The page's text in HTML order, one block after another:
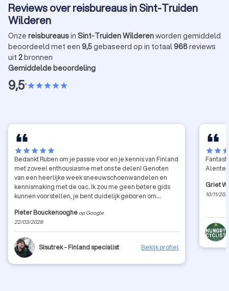
Reviews over reisbureaus in Sint-Truiden
Wilderen
Onze reisbureausin Sint-Truiden Wilderenworden gemiddeld
beoordeeld met een 9,5gebaseerd op in totaal968reviews
uit 2bronnen
Gemiddelde beoordeling
9,5•starstarstarstarstar
starstarstarstarstar
Bedankt Ruben om je passie voor en je kennis van Finland
met zoveel enthousiasme met ons te delen! Genoten
van een heerlijke week sneeuwschoenwandelen en
kennismaking met de oac. Ik zou me geen betere gids
kunnen voorstellen, je bent duidelijk geboren om
mensen, zijn natuur en zijn cultuur. Hopelijk tot later nog
eens in de Finse bossen!
Pieter Bouckenooghe op Google
22/03/2026
Sisutrek - Finland specialist Bekijk profiel
starstar
Griet
10/11/